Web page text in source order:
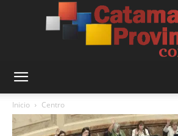
Inicio Centro